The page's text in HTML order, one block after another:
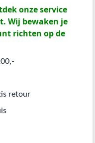
onze service
Wij bewaken je
richten op de
retour